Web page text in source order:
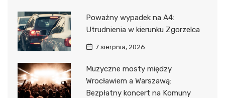
Poważny wypadek na A4:
Utrudnienia w kierunku Zgorzelca
7 sierpnia, 2026
Muzyczne mosty między
Wrocławiem a Warszawą:
Bezpłatny koncert na Komuny